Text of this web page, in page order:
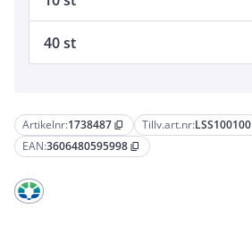
Artikelnr:1738487 content_copy Tillv.art.nr:LSS100100
EAN:3606480595998 content_copy
40 st